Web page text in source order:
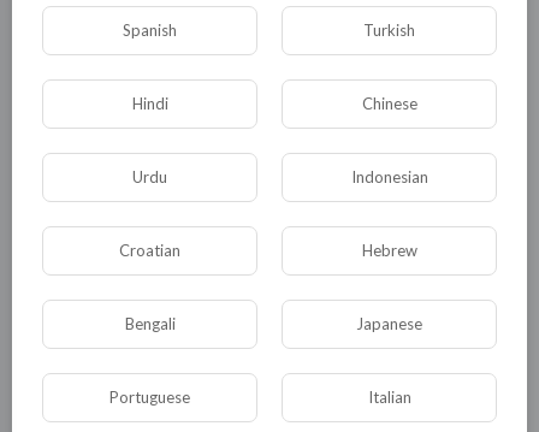
КАТЕГОРИИ
Общая Политика В мире
Общество Происшествия События
Комедия Развлечение
Новости и политика Криминал Культура
Флора и фауна ЖКХ История
Spanish Turkish
Hindi Chinese
Urdu Indonesian
Croatian Hebrew
Bengali Japanese
Portuguese Italian